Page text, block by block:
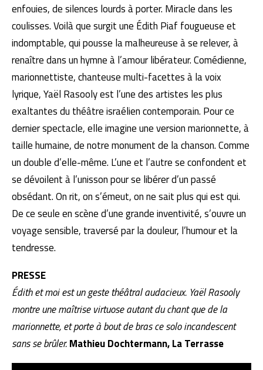
enfouies, de silences lourds à porter. Miracle dans les
coulisses. Voilà que surgit une Édith Piaf fougueuse et
indomptable, qui pousse la malheureuse à se relever, à
renaître dans un hymne à l’amour libérateur. Comédienne,
marionnettiste, chanteuse multi-facettes à la voix
lyrique, Yaël Rasooly est l’une des artistes les plus
exaltantes du théâtre israélien contemporain. Pour ce
dernier spectacle, elle imagine une version marionnette, à
taille humaine, de notre monument de la chanson. Comme
un double d’elle-même. L’une et l’autre se confondent et
se dévoilent à l’unisson pour se libérer d’un passé
obsédant. On rit, on s’émeut, on ne sait plus qui est qui.
De ce seule en scène d’une grande inventivité, s’ouvre un
voyage sensible, traversé par la douleur, l’humour et la
tendresse.
PRESSE
Édith et moi est un geste théâtral audacieux. Yaël Rasooly
montre une maîtrise virtuose autant du chant que de la
marionnette, et porte à bout de bras ce solo incandescent
sans se brûler.Mathieu Dochtermann, La Terrasse